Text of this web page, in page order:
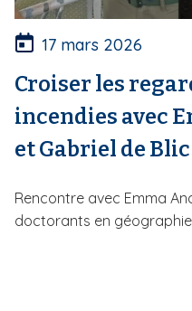
17 mars 2026
Croiser les
incendies avec
et Gabriel de Blic
Rencontre avec Emma
doctorants en géographie